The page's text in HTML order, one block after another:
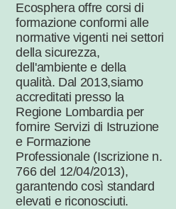
Ecosphera offre corsi di
formazione conformi alle
normative vigenti nei settori
della sicurezza,
dell'ambiente e della
qualità. Dal 2013,siamo
accreditati presso la
Regione Lombardia per
fornire Servizi di Istruzione
e Formazione
Professionale (Iscrizione n.
766 del 12/04/2013),
garantendo così standard
elevati e riconosciuti.